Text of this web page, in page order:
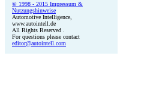
© 1998 - 2015 Impressum &
Nutzungshinweise
Automotive Intelligence,
www.autointell.de
All Rights Reserved .
For questions please contact
editor@autointell.com